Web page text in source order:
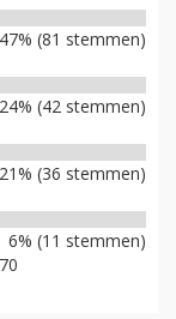
47% (81 stemmen)
24% (42 stemmen)
21% (36 stemmen)
6% (11 stemmen)